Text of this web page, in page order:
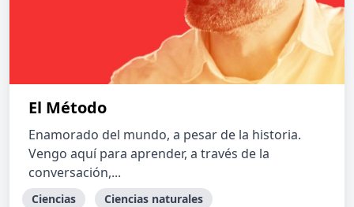
El Método
Enamorado del mundo, a pesar de la historia.
Vengo aquí para aprender, a través de la
conversación,...
Ciencias
Ciencias naturales